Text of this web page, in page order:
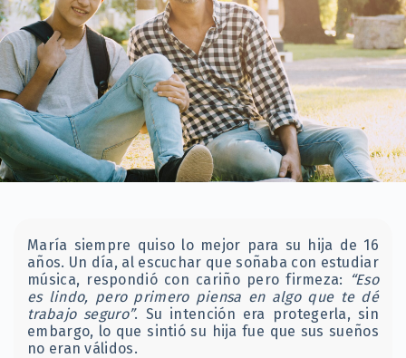
María siempre quiso lo mejor para su hija de 16
años. Un día, al escuchar que soñaba con estudiar
música, respondió con cariño pero firmeza:
“Eso
es lindo, pero primero piensa en algo que te dé
trabajo seguro”. Su intención era protegerla, sin
embargo, lo que sintió su hija fue que sus sueños
no eran válidos.